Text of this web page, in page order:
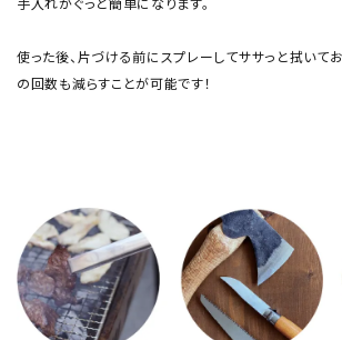
使った後、片づける前にスプレーしてササっと拭いて
の回数も減らすことが可能です！